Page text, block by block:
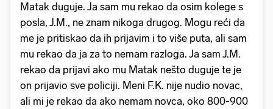
Matak duguje. Ja sam mu rekao da osim kolege s
posla, J.M., ne znam nikoga drugog. Mogu reći da
me je pritiskao da ih prijavim i to više puta, ali sam
mu rekao da ja za to nemam razloga. Ja sam J.M.
rekao da prijavi ako mu Matak nešto duguje te je
on prijavio sve policiji. Meni F.K. nije nudio novac,
ali mi je rekao da ako nemam novca, oko 800-900